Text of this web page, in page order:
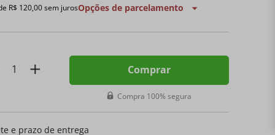
R$ 120,00sem jurosOpções de parcelamento
Comprar
Compra 100% segura
e prazo de entrega